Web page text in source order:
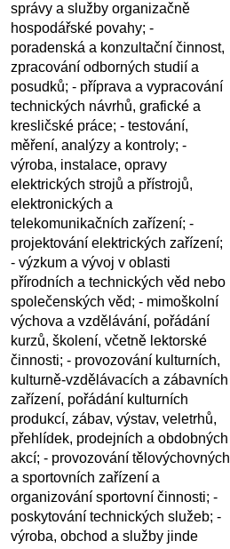
správy a služby organizačně
hospodářské povahy; -
poradenská a konzultační činnost,
zpracování odborných studií a
posudků; - příprava a vypracování
technických návrhů, grafické a
kresličské práce; - testování,
měření, analýzy a kontroly; -
výroba, instalace, opravy
elektrických strojů a přístrojů,
elektronických a
telekomunikačních zařízení; -
projektování elektrických zařízení;
- výzkum a vývoj v oblasti
přírodních a technických věd nebo
společenských věd; - mimoškolní
výchova a vzdělávání, pořádání
kurzů, školení, včetně lektorské
činnosti; - provozování kulturních,
kulturně-vzdělávacích a zábavních
zařízení, pořádání kulturních
produkcí, zábav, výstav, veletrhů,
přehlídek, prodejních a obdobných
akcí; - provozování tělovýchovných
a sportovních zařízení a
organizování sportovní činnosti; -
poskytování technických služeb; -
výroba, obchod a služby jinde